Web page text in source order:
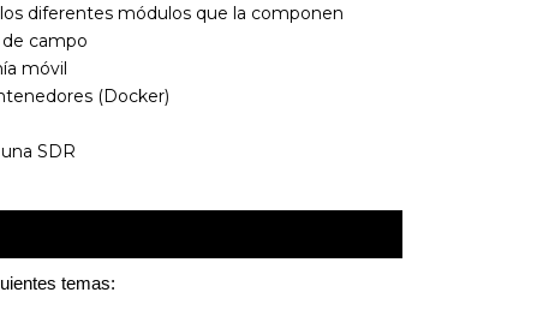
diferentes módulos que la componen
campo
móvil
(Docker)
SDR
temas: